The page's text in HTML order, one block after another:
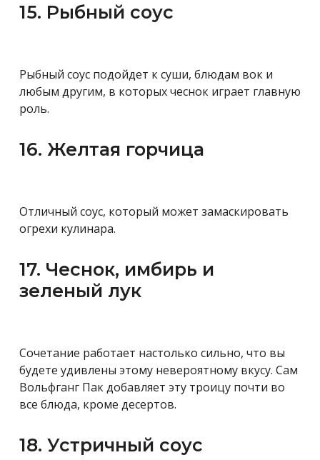
15. Рыбный соус
Рыбный соус подойдет к суши, блюдам вок и
любым другим, в которых чеснок играет главную
роль.
16. Желтая горчица
Отличный соус, который может замаскировать
огрехи кулинара.
17. Чеснок, имбирь и
зеленый лук
Сочетание работает настолько сильно, что вы
будете удивлены этому невероятному вкусу. Сам
Вольфганг Пак добавляет эту троицу почти во
все блюда, кроме десертов.
18. Устричный соус